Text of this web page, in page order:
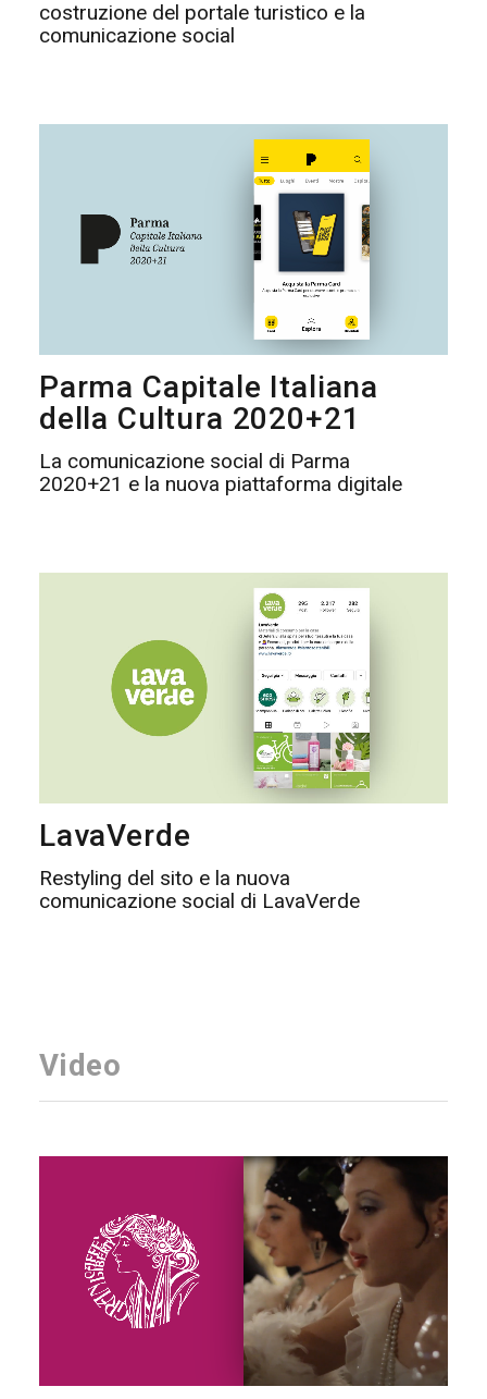
costruzione del portale turistico e la
comunicazione social
Parma Capitale Italiana
della Cultura 2020+21
La comunicazione social di Parma
2020+21 e la nuova piattaforma digitale
LavaVerde
Restyling del sito e la nuova
comunicazione social di LavaVerde
Video